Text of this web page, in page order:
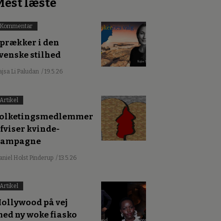
læste
Kommentar
i den
stilhed
Li Paludan / 19.5.26
Artikel
kvinde-
Holst Pinderup / 13.5.26
Artikel
på vej
ny woke fiasko